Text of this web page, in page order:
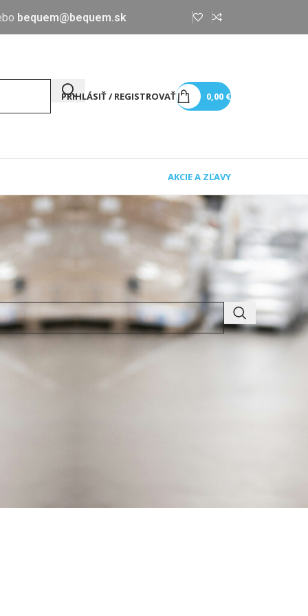
bequem@bequem.sk
PRIHLÁSIŤ / REGISTROVAŤ 0,00 €
AKCIE A ZĽAVY